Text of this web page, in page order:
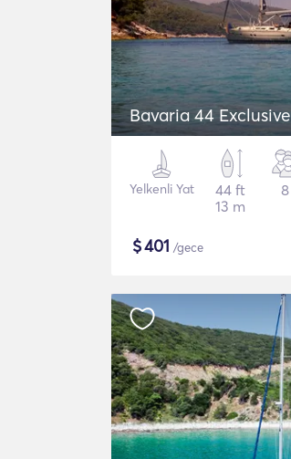
Bavaria 44 Exclusive
Yelkenli Yat
44 ft
13 m
8
$401 /gece